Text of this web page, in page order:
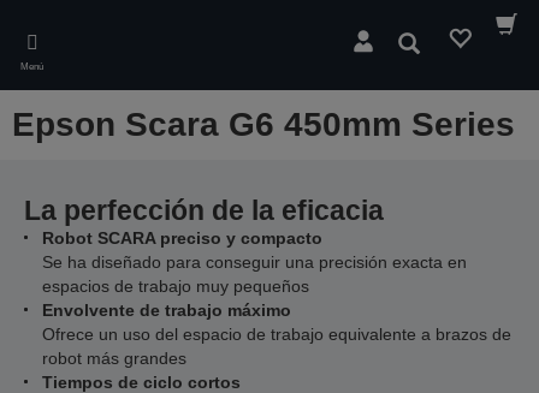
main
content
Menú
Buscar
Epson Scara G6 450mm Series
La perfección de la eficacia
Robot SCARA preciso y compacto
Se ha diseñado para conseguir una precisión exacta en
espacios de trabajo muy pequeños
Envolvente de trabajo máximo
Ofrece un uso del espacio de trabajo equivalente a brazos de
robot más grandes
Tiempos de ciclo cortos